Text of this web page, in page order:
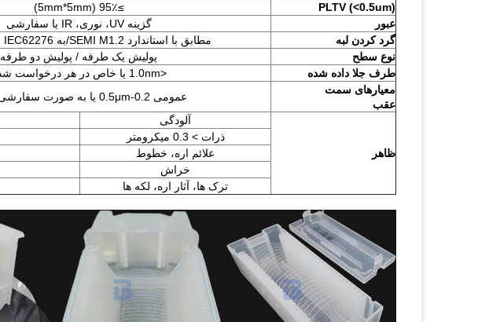
PLTV (<0.5um)
≥95٪ (5mm*5mm)
عبور
گزینه UV، نوری، IR یا سفارشی
گرد کردن لبه
مطابق با استاندارد SEMI M1.2/به IEC62276 مراجعه کنید
نوع سطح
پولیش یک طرفه / پولیش دو طرفه
طرف جلا داده شده
<1.0nm یا خاص در هر درخواست شده
معیارهای سمت
عقب
عمومی 0.2-0.5μm یا به صورت سفارشی است
ظاهر
آلودگی
ذرات > 0.3 میکرومتر
علائم اره، خطوط
خراش
ترک ها، آثار اره، لکه ها